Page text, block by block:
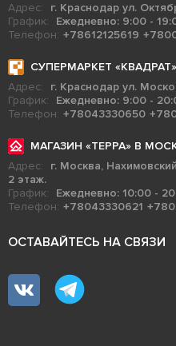
Адрес:
г. Краснодар ул.
График:
Ежедневно: 9:00 -
Телефон: +78612125619
СУПЕРМАРКЕТ
Адрес:
г. Краснодар ул.
График:
Ежедневно: 9:00 -
Телефон: +78043330650
МАГАЗИН «ТЕРРА» В
Адрес:
г. Москва,
2 этаж.
График:
Ежедневно: 10:00 -
Телефон: +78043330621
ОСТАВАЙТЕСЬ НА СВЯЗИ